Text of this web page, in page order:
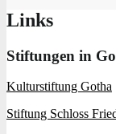
Links
Stiftungen in
Kulturstiftung Gotha
Stiftung Schloss